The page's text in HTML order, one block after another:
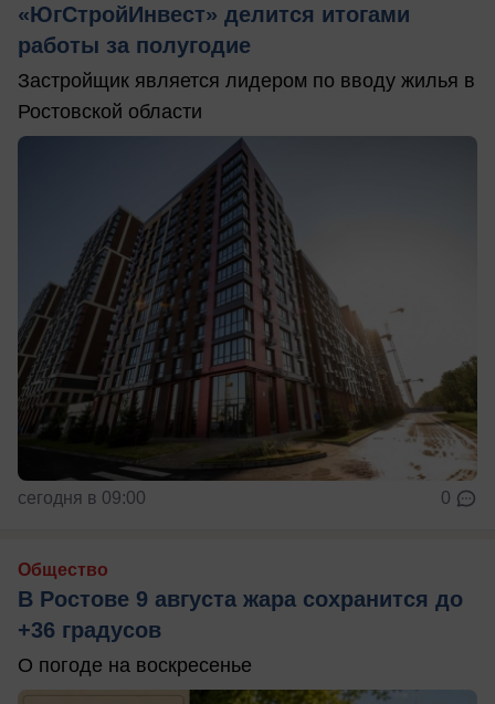
«ЮгСтройИнвест» делится итогами
работы за полугодие
Застройщик является лидером по вводу жилья в
Ростовской области
сегодня в 09:00 0
Общество
В Ростове 9 августа жара сохранится до
+36 градусов
О погоде на воскресенье